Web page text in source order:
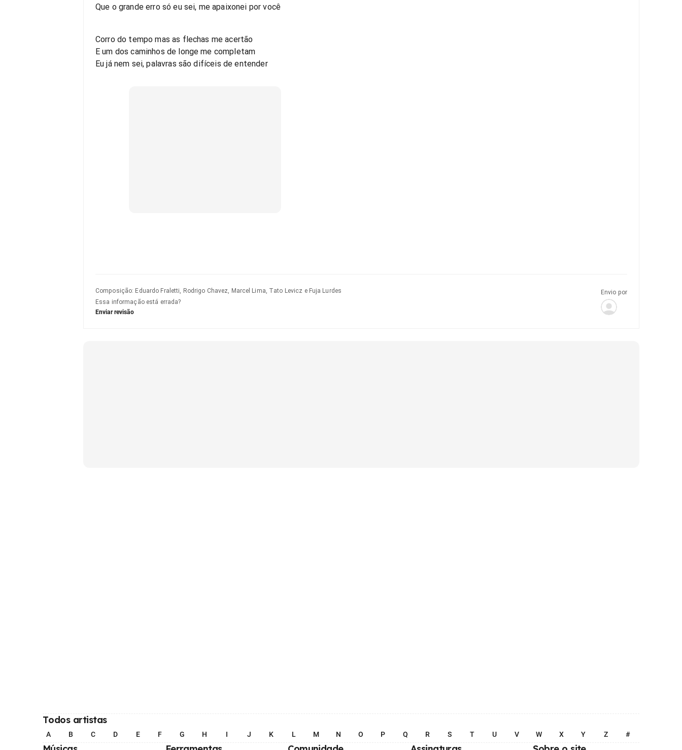
Que o grande erro só eu sei, me apaixonei por você
Corro do tempo mas as flechas me acertão
E um dos caminhos de longe me completam
Eu já nem sei, palavras são difíceis de entender
Composição: Eduardo Fraletti, Rodrigo Chavez, Marcel Lima, Tato Levicz e Fuja Lurdes
Essa informação está errada?
Enviar revisão
Envio por
Todos artistas
A B C D E F G H I J K L M N O P Q R S T U V W X Y Z #